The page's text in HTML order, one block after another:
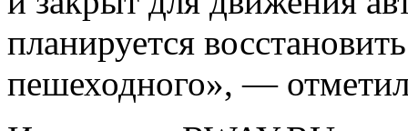
планируется
пешеходного», —